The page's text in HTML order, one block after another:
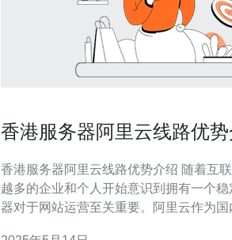
香港服务器阿里云线路优势
香港服务器阿里云线路优势介绍 随着互联网的发展，越来
越多的企业和个人开始意识到拥有一个
器对于网站运营至关重要。阿里云作为